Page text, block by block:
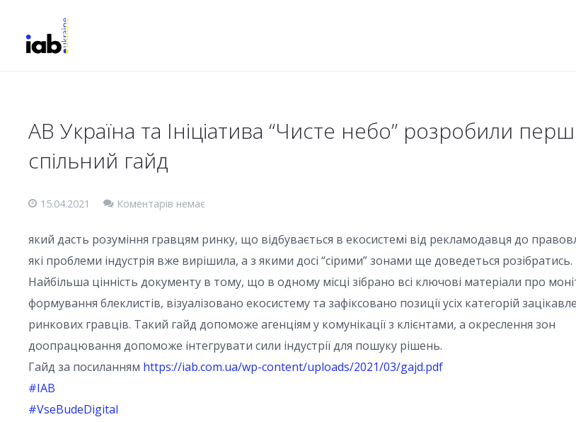
AB Україна та Ініціатива “Чисте небо” розробили
спільний гайд
15.04.2021 Коментарів немає
який дасть розуміння гравцям ринку, що відбувається в екосистемі від рекламодавця до
які проблеми індустрія вже вирішила, а з якими досі “сірими” зонами ще доведеться розібратись.
Найбільша цінність документу в тому, що в одному місці зібрано всі ключові матеріали про
формування блеклистів, візуалізовано екосистему та зафіксовано позиції усіх категорій
ринкових гравців. Такий гайд допоможе агенціям у комунікації з клієнтами, а окреслення зон
доопрацювання допоможе інтегрувати сили індустрії для пошуку рішень.
Гайд за посиланням https://iab.com.ua/wp-content/uploads/2021/03/gajd.pdf
#IAB
#VseBudeDigital